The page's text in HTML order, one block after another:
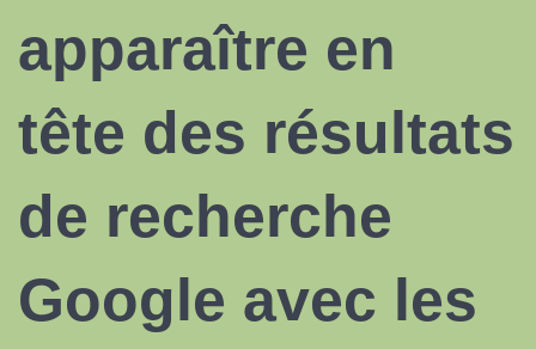
apparaître en
tête des résultats
de recherche
Google avec les